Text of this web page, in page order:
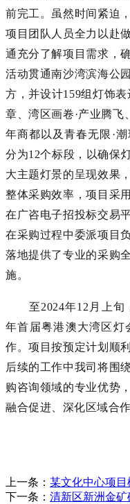
前完工。虽然时间紧迫
项目团队人员全力以赴
通充分了解项目需求，
活动贯通南沙湾滨海公
方，并设计159组灯饰
章、湾区画卷·产业腾飞
年商都以及青春无限·
分为12个标段，以确保
大主题灯景的呈现效果
整体采购效率，项目采
在广咨电子招投标交易
在采购过程中委派项目
落地提供了专业的采购
施。
至2024年12月上
年首届粤港澳大湾区灯
作。项目按预定计划顺
后续的工作中我司将围
购咨询领域的专业优势
融合促进、深化区域合
上一条： 某文化中心项
下一条： 清新区新洲金